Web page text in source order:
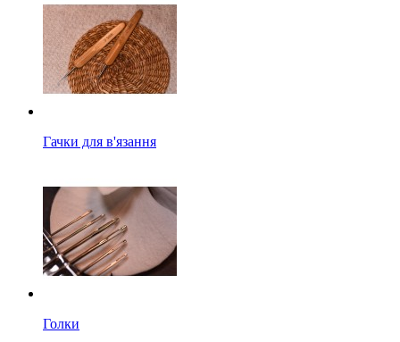
Гачки для в'язання
Голки